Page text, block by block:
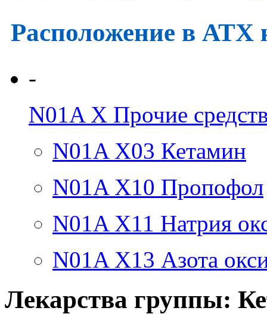
Расположение в АТХ
-
N01A X Прочие
N01A X03 Кетамин
N01A X10 Пропофол
N01A X11 Натрия
N01A X13 Азота
Лекарства группы: